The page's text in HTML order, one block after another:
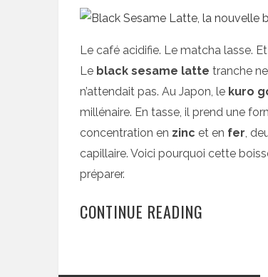
Le café acidifie. Le matcha lasse.
Le black sesame latte tranche
n’attendait pas. Au Japon, le kuro
millénaire. En tasse, il prend une
concentration en zinc et en fer ,
capillaire. Voici pourquoi cette
préparer.
CONTINUE READING